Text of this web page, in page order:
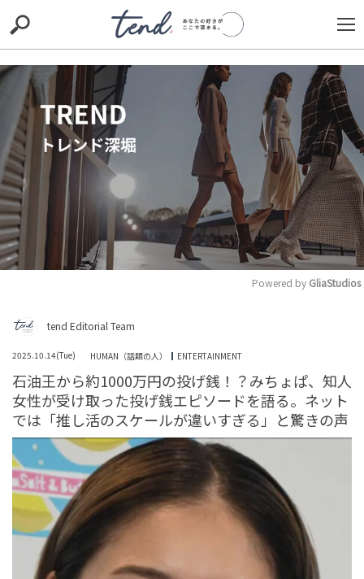
TIE-UP お出かけ RECOMMED editor
trill nordot RECOMMEND ARENA TOP
吉村知事が大阪万博の未使用チケットの救済策を説明！
す」と称賛の声が寄せら...
tend Editorial Team
パドレスのダルビッシュ有が西麻布で堪能した至高のラ
ーメンに絶賛の嵐「日本とアメリカは全然違う」と語る
こだわりの食体験
HUMAN（話題の人）
ENTERTAINMENT
tend Editorial Team
アフラックで約４３８万人分の個人情報が流出。銀行口
座も含まれる大規模不正アクセスに企業の管理体制や防
Powered by GliaStudios
tend Editorial Team
2025.10.14(Tue) HUMAN（話題の人） ENTERTAINMENT
石油王から約1000万円の投げ銭！？みちょぱ、知人
女性が受け取った投げ銭エピソードを語る。ネット
では「推し活のスケールが違いすぎる」と驚きの声